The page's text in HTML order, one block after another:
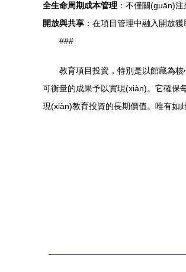
全生命周期成本管理 ：不僅關(guān)
開放與共享 ：在項目管理中融入開放
###
教育項目投資，特別是以館藏為
可衡量的成果予以實現(xiàn)。它確保
現(xiàn)教育投資的長期價值。唯有如